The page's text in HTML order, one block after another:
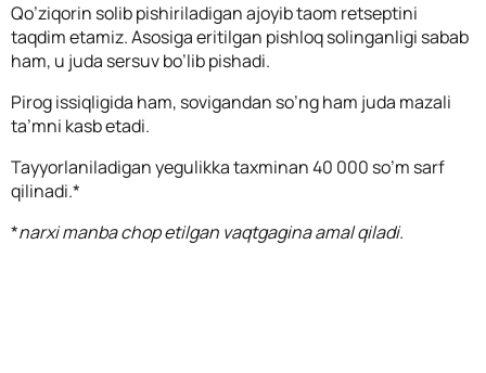
Qo’ziqorin solib pishiriladigan ajoyib taom retseptini
taqdim etamiz. Asosiga eritilgan pishloq solinganligi sabab
ham, u juda sersuv bo’lib pishadi.
Pirog issiqligida ham, sovigandan so’ng ham juda mazali
ta’mni kasb etadi.
Tayyorlaniladigan yegulikka taxminan 40 000 so’m sarf
qilinadi.*
*narxi manba chop etilgan vaqtgagina amal qiladi.